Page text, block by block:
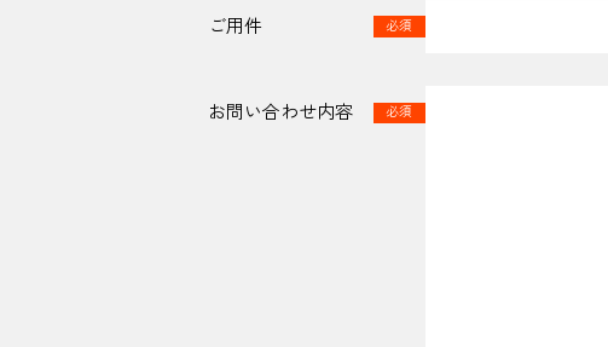
ご用件 必須
お問い合わせ内容 必須